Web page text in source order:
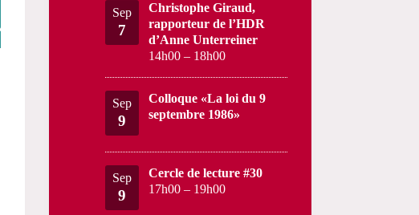
Sep
7
Christophe Giraud,
rapporteur de l’HDR
d’Anne Unterreiner
14h00 – 18h00
Sep
9
Colloque «La loi du 9
septembre 1986»
Sep
9
Cercle de lecture #30
17h00 – 19h00